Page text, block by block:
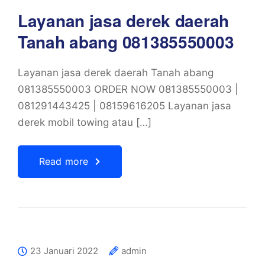
Layanan jasa derek daerah
Tanah abang 081385550003
Layanan jasa derek daerah Tanah abang
081385550003 ORDER NOW 081385550003 |
081291443425 | 08159616205 Layanan jasa
derek mobil towing atau […]
Read more
23 Januari 2022
admin